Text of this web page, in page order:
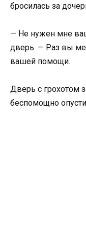
бросилась за
— Не нужен мне
дверь. — Раз вы
вашей помощи.
Дверь с грохотом
беспомощно